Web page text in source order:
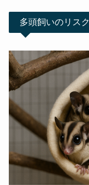
多頭飼いのリスク